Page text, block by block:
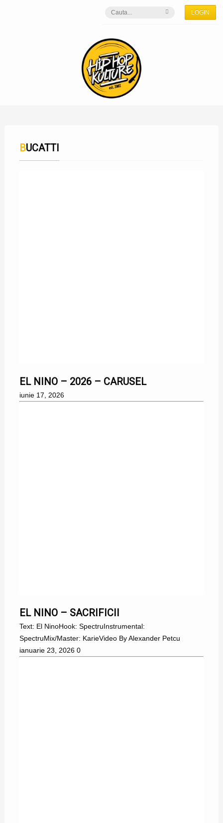
LOGIN
BUCATTI
EL NINO – 2026 – CARUSEL
iunie 17, 2026
EL NINO – SACRIFICII
Text: El NinoHook: SpectruInstrumental:
SpectruMix/Master: KarieVideo By Alexander Petcu
ianuarie 23, 2026 0